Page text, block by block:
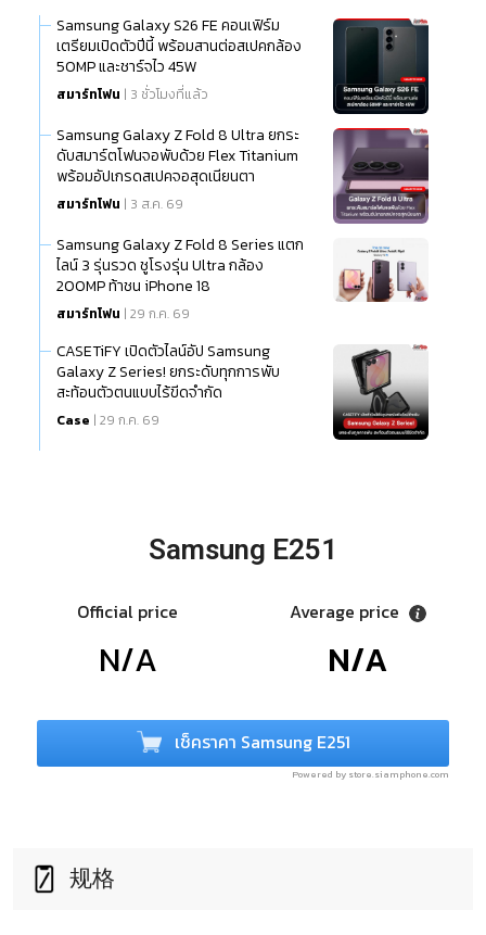
Samsung Galaxy S26 FE คอนเฟิร์ม
เตรียมเปิดตัวปีนี้ พร้อมสานต่อสเปคกล้อง
50MP และชาร์จไว 45W
สมาร์ทโฟน | 3 ชั่วโมงที่แล้ว
Samsung Galaxy Z Fold 8 Ultra ยกระ
ดับสมาร์ตโฟนจอพับด้วย Flex Titanium
พร้อมอัปเกรดสเปคจอสุดเนียนตา
สมาร์ทโฟน | 3 ส.ค. 69
Samsung Galaxy Z Fold 8 Series แตก
ไลน์ 3 รุ่นรวด ชูโรงรุ่น Ultra กล้อง
200MP ท้าชน iPhone 18
สมาร์ทโฟน | 29 ก.ค. 69
CASETiFY เปิดตัวไลน์อัป Samsung
Galaxy Z Series! ยกระดับทุกการพับ
สะท้อนตัวตนแบบไร้ขีดจำกัด
Case | 29 ก.ค. 69
Samsung E251
Official price
N/A
Average price
N/A
เช็คราคา Samsung E251
Powered by store.siamphone.com
规格